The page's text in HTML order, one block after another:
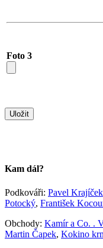
Foto 3
Kam dál?
Podkováři: Pavel Krajíček
Potocký, František
Obchody: Kamír a Co. .
Martin Čapek, Kokino